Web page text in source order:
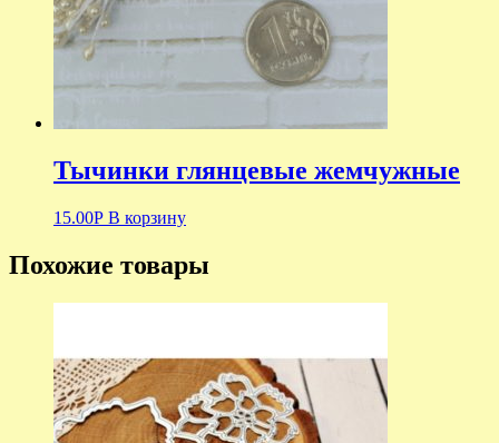
Тычинки глянцевые жемчужные
15.00Р В корзину
Похожие товары